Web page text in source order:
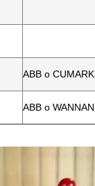
ABB o CUMARK
ABB o WANNAN